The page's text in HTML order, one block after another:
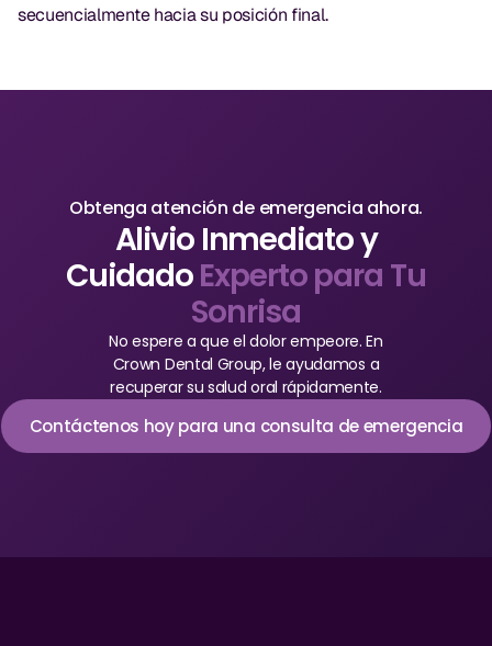
secuencialmente hacia su posición final.
Obtenga atención de emergencia ahora.
Alivio Inmediato y
CuidadoExperto para Tu
Sonrisa
No espere a que el dolor empeore. En
Crown Dental Group, le ayudamos a
recuperar su salud oral rápidamente.
Contáctenos hoy para una consulta de emergencia